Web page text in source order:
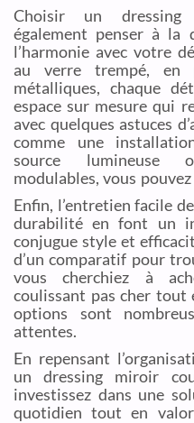
Choisir un dressing
également penser à la
l’harmonie avec votre
au verre trempé, en
métalliques, chaque
espace sur mesure qui
avec quelques astuces
comme une
source lumineuse
modulables, vous
Enfin, l’entretien facile
durabilité en font un
conjugue style et
d’un comparatif pour
vous cherchiez à
coulissant pas cher tout
options sont
attentes.
En repensant
un dressing miroir
investissez dans une
quotidien tout en